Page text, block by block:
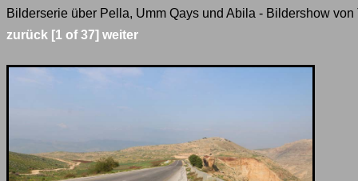
Bilderserie über Pella, Umm Qays und Abila - Bildershow von
zurück [1 of 37] weiter